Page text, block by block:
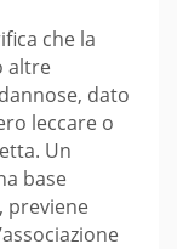
che la
altre
dato
leccare o
Un
base
previene